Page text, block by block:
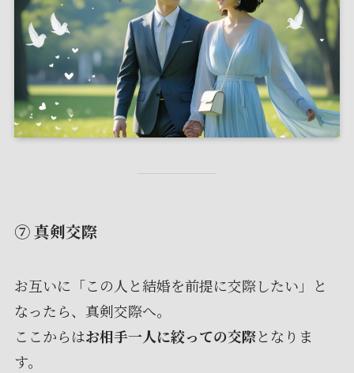
⑦ 真剣交際
お互いに「この人と結婚を前提に交際したい」と
なったら、真剣交際へ。
ここからはお相手一人に絞っての交際となりま
す。